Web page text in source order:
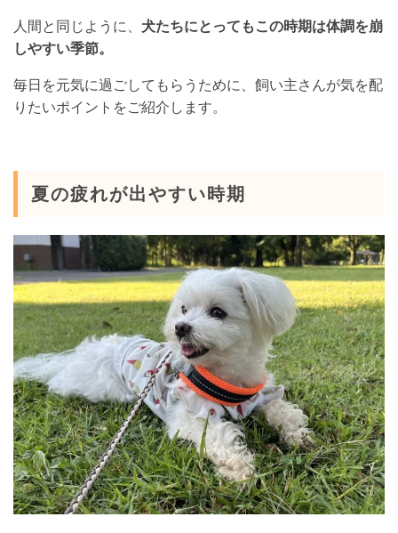
人間と同じように、 犬たちにとってもこの時期は体調を崩
しやすい季節。
毎日を元気に過ごしてもらうために、飼い主さんが気を配
りたいポイントをご紹介します。
夏の疲れが出やすい時期